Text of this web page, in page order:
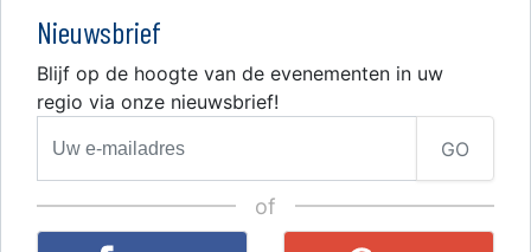
Nieuwsbrief
Blijf op de hoogte van de evenementen in uw
regio via onze nieuwsbrief!
GO
of